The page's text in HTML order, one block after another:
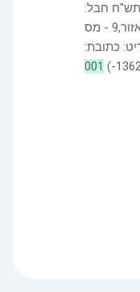
תש"ח חבל:
גזרה: א 26/02/2024 שם רק מס יאזור,9 - מס
פריט: כתובת: